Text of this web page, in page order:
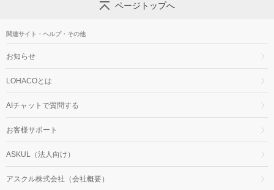
ページトップへ
関連サイト・ヘルプ・その他
お知らせ
LOHACOとは
AIチャットで質問する
お客様サポート
ASKUL（法人向け）
アスクル株式会社（会社概要）